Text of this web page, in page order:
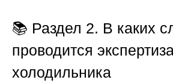
📚 Раздел 2. В каких
проводится
холодильника